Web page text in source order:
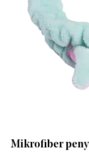
Mikrofiber